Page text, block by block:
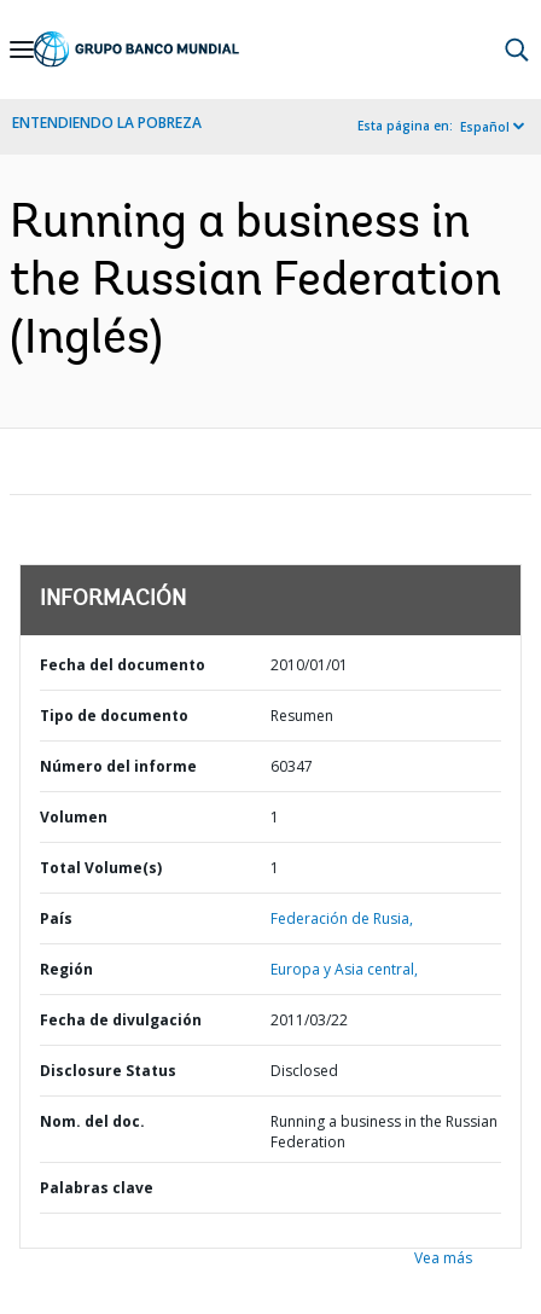
Skip
Navigation
ENTENDIENDO LA POBREZA Esta página en: Español
Running a business in
the Russian Federation
(Inglés)
INFORMACIÓN
Fecha del documento 2010/01/01
Tipo de documento Resumen
Número del informe 60347
Volumen 1
Total Volume(s) 1
País Federación de Rusia,
Región Europa y Asia central,
Fecha de divulgación 2011/03/22
Disclosure Status Disclosed
Nom. del doc.
Running a business in the Russian
Federation
Palabras clave
Vea más